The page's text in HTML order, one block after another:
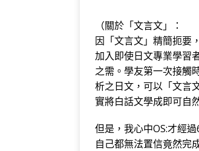
（關於「文言文」：
因「文言文」精簡扼要
加入即使日文專業學習
之需。學友第一次接觸
析之日文，可以「文言
實將白話文學成即可自
但是，我心中OS:才經
自己都無法置信竟然完